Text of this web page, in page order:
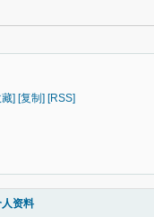
藏] [复制] [RSS]
资料